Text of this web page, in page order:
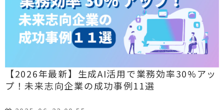
【2026年最新】生成AI活用で業務効率30%アッ
プ！未来志向企業の成功事例11選